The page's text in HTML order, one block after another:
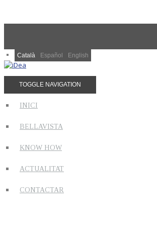
Català Español English
TOGGLE NAVIGATION
INICI
BELLAVISTA
KNOW HOW
ACTUALITAT
CONTACTAR